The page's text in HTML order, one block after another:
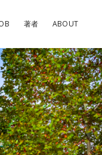
著者 ABOUT